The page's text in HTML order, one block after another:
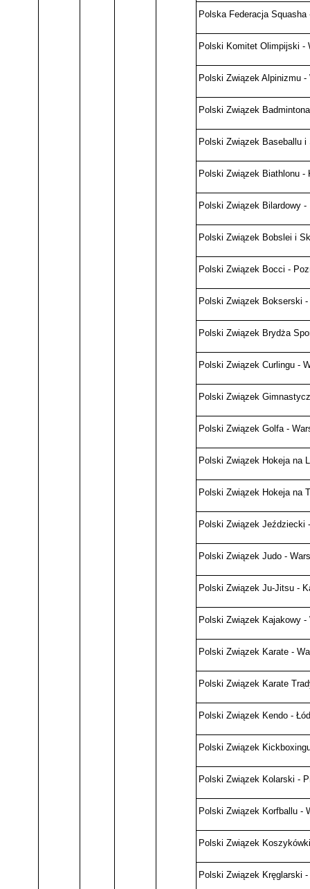
Polska Federacja Squasha
Polski Komitet Olimpijski -
Polski Związek Alpinizmu -
Polski Związek
Polski Związek Baseballu i
Polski Związek Biathlonu -
Polski Związek Bilardowy -
Polski Związek Bobslei i
Polski Związek Bocci -
Polski Związek Bokserski -
Polski Związek Brydża
Polski Związek Curlingu -
Polski Związek
Polski Związek Golfa -
Polski Związek Hokeja na
Polski Związek Hokeja na
Polski Związek Jeździecki
Polski Związek Judo -
Polski Związek Ju-Jitsu -
Polski Związek Kajakowy -
Polski Związek Karate -
Polski Związek Karate
Polski Związek Kendo -
Polski Związek
Polski Związek Kolarski -
Polski Związek Korfballu -
Polski Związek
Polski Związek Kręglarski -